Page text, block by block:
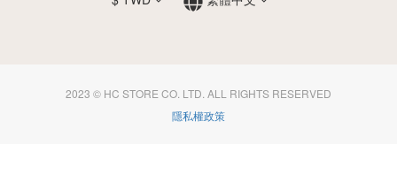
2023 © HC STORE CO. LTD. ALL RIGHTS RESERVED
隱私權政策